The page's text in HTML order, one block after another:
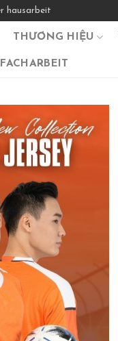
hausarbeit
THƯƠNG HIỆU